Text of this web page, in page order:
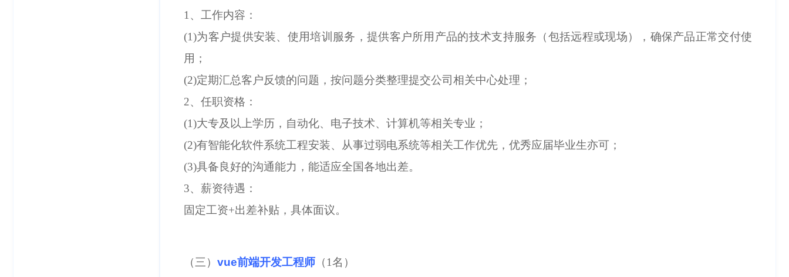
1、工作内容：
(1)为客户提供安装、使用培训服务，提供客户所用产品的技术支持服务（包括远程或现场），确保产品正常交付使
用；
(2)定期汇总客户反馈的问题，按问题分类整理提交公司相关中心处理；
2、任职资格：
(1)大专及以上学历，自动化、电子技术、计算机等相关专业；
(2)有智能化软件系统工程安装、从事过弱电系统等相关工作优先，优秀应届毕业生亦可；
(3)具备良好的沟通能力，能适应全国各地出差。
3、薪资待遇：
固定工资+出差补贴，具体面议。
（三） vue前端开发工程师 （1名）